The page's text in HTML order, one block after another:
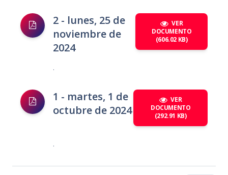
2 - lunes, 25 de
noviembre de
2024
VER
DOCUMENTO
(606.02 KB)
.
1 - martes, 1 de
octubre de 2024
VER
DOCUMENTO
(292.91 KB)
.